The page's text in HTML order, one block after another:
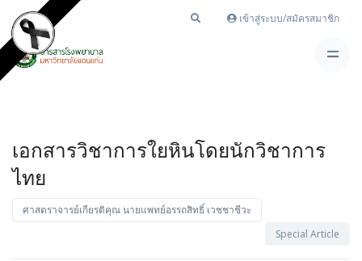
เข้าสู่ระบบ/สมัครสมาชิก
เอกสารวิชาการใยหินโดยนักวิชาการ
ไทย
ศาสตราจารย์เกียรติคุณ นายแพทย์อรรถสิทธิ์ เวชชาชีวะ
Special Article